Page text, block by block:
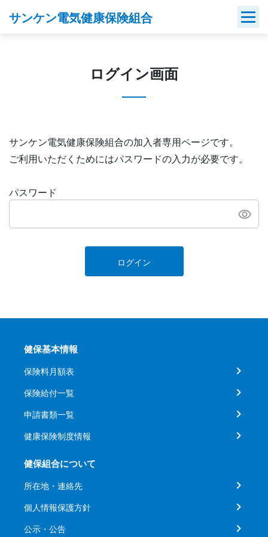
サンケン電気健康保険組合
ログイン画面
サンケン電気健康保険組合の加入者専用ページです。
ご利用いただくためにはパスワードの入力が必要です。
パスワード
ログイン
健保基本情報
保険料月額表
保険給付一覧
申請書類一覧
健康保険制度情報
健保組合について
所在地・連絡先
個人情報保護方針
公示・公告